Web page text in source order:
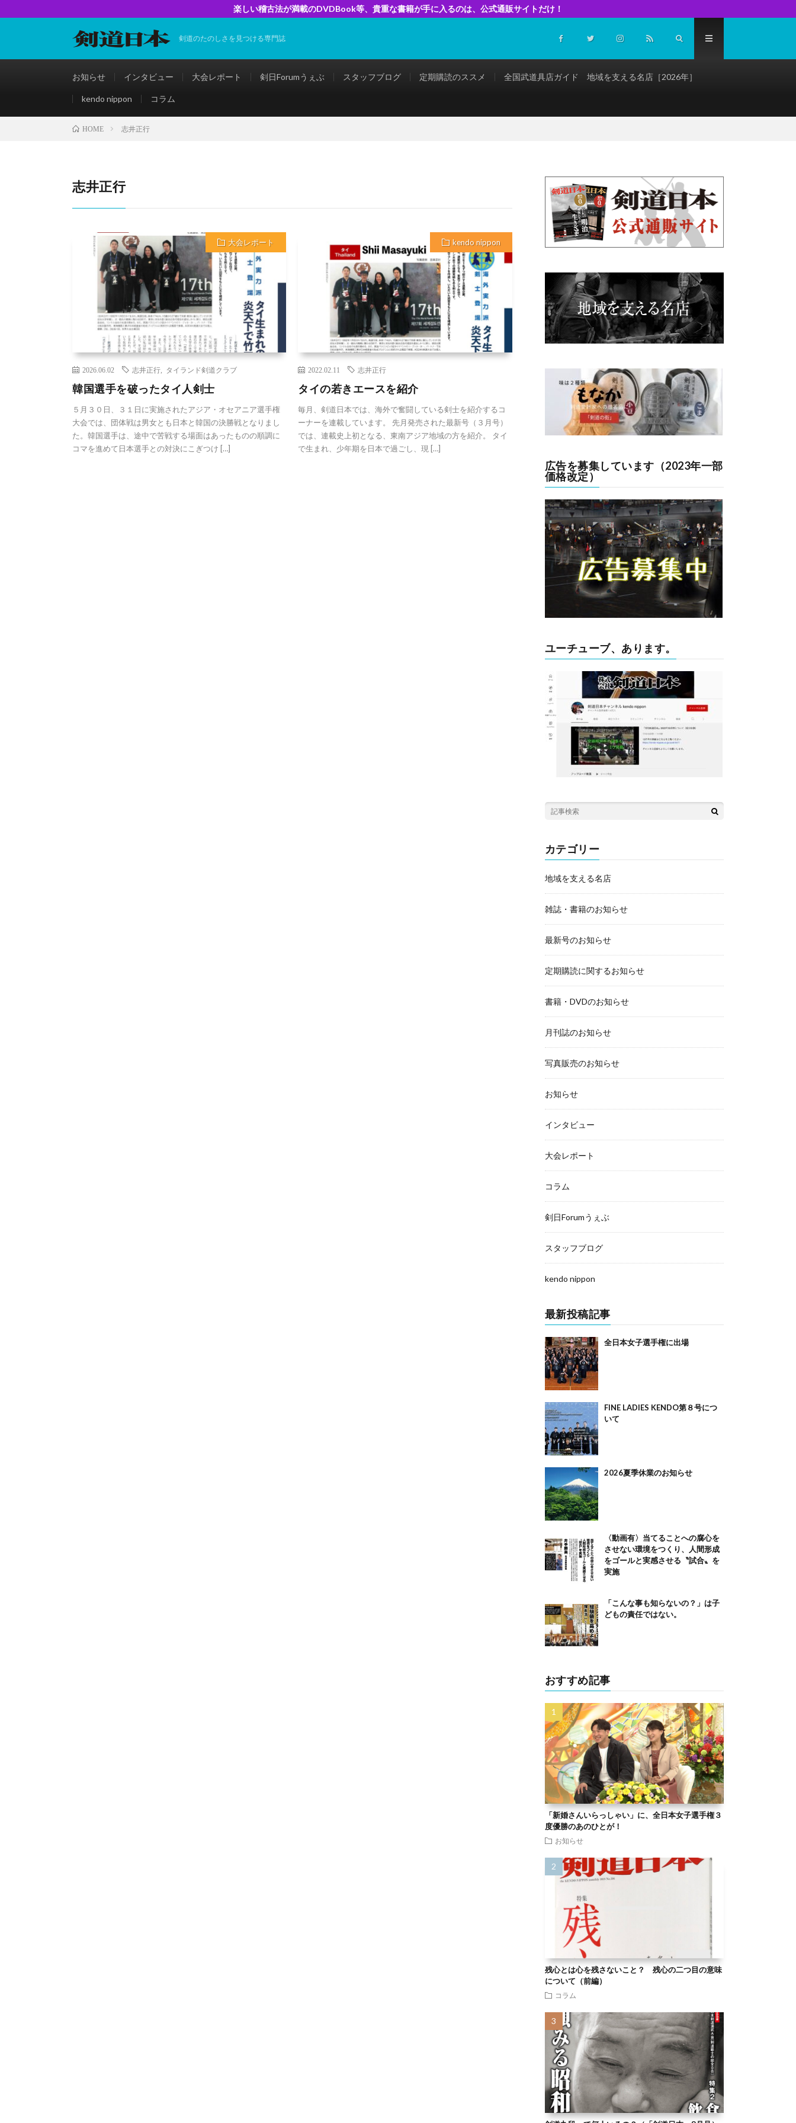
楽しい稽古法が満載のDVDBook等、貴重な書籍が手に入るのは、公式通販サイトだけ！
剣道のたのしさを見つける専門誌
お知らせ インタビュー 大会レポート 剣日Forumうぇぶ スタッフブログ 定期購読のススメ 全国武道具店ガイド 地域を支える名店［2026年］
kendo nippon コラム
HOME 志井正行
志井正行
大会レポート
2026.06.02 志井正行 タイランド剣道クラブ
韓国選手を破ったタイ人剣士
５月３０日、３１日に実施されたアジア・オセアニア選手権
大会では、団体戦は男女とも日本と韓国の決勝戦となりまし
た。韓国選手は、途中で苦戦する場面はあったものの順調に
コマを進めて日本選手との対決にこぎつけ […]
kendo nippon
2022.02.11 志井正行
タイの若きエースを紹介
毎月、剣道日本では、海外で奮闘している剣士を紹介するコ
ーナーを連載しています。 先月発売された最新号（３月号）
では、連載史上初となる、東南アジア地域の方を紹介。 タイ
で生まれ、少年期を日本で過ごし、現 […]
広告を募集しています（2023年一部
価格改定）
ユーチューブ、あります。
カテゴリー
地域を支える名店
雑誌・書籍のお知らせ
最新号のお知らせ
定期購読に関するお知らせ
書籍・DVDのお知らせ
月刊誌のお知らせ
写真販売のお知らせ
お知らせ
インタビュー
大会レポート
コラム
剣日Forumうぇぶ
スタッフブログ
kendo nippon
最新投稿記事
全日本女子選手権に出場
FINE LADIES KENDO第８号につ
いて
2026夏季休業のお知らせ
〈動画有〉当てることへの腐心を
させない環境をつくり、人間形成
をゴールと実感させる〝試合〟を
実施
「こんな事も知らないの？」は子
どもの責任ではない。
おすすめ記事
「新婚さんいらっしゃい」に、全日本女子選手権３
度優勝のあのひとが！
お知らせ
残心とは心を残さないこと？ 残心の二つ目の意味
について（前編）
コラム